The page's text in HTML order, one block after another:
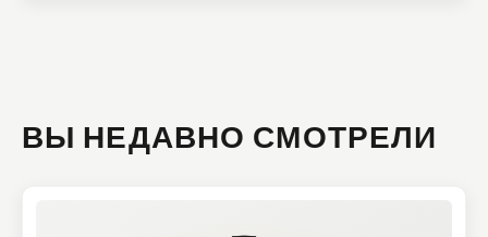
ВЫ НЕДАВНО СМОТРЕЛИ